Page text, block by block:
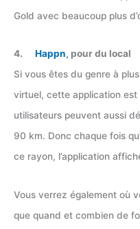
Gold avec beaucoup plus
4. Happn, pour du local
Si vous êtes du genre à
virtuel, cette application est
utilisateurs peuvent aussi
90 km. Donc chaque fois
ce rayon, l’application
Vous verrez également où
que quand et combien de